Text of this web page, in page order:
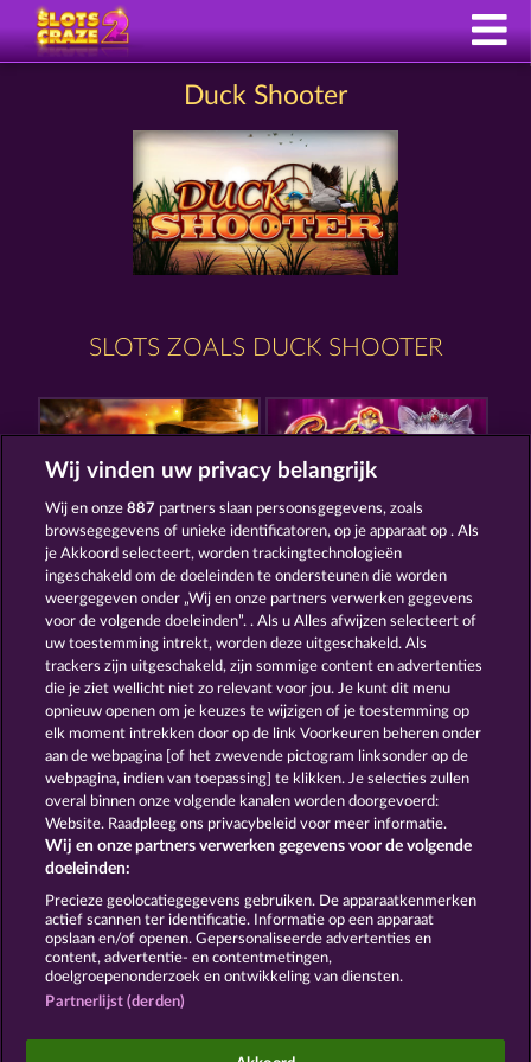
Duck Shooter
SLOTS ZOALS DUCK SHOOTER
SAVANNA MOON CUTIE CAT
WILD RAPA NUI BLACK BEAUTY
Algemene voorwaarden Privacyverklaring
Colofon Bedrijf FAQ Facebook
Terugbetalingsverzoek indienen
Sociale casino games zijn enkel bedoeld voor
Wij vinden uw privacy belangrijk
Wij en onze887 partners slaan persoonsgegevens, zoals
browsegegevens of unieke identificatoren, op je apparaat op . Als
je Akkoord selecteert, worden trackingtechnologieën
ingeschakeld om de doeleinden te ondersteunen die worden
weergegeven onder „Wij en onze partners verwerken gegevens
voor de volgende doeleinden”. . Als u Alles afwijzen selecteert of
uw toestemming intrekt, worden deze uitgeschakeld. Als
trackers zijn uitgeschakeld, zijn sommige content en advertenties
die je ziet wellicht niet zo relevant voor jou. Je kunt dit menu
opnieuw openen om je keuzes te wijzigen of je toestemming op
elk moment intrekken door op de link Voorkeuren beheren onder
aan de webpagina [of het zwevende pictogram linksonder op de
webpagina, indien van toepassing] te klikken. Je selecties zullen
overal binnen onze volgende kanalen worden doorgevoerd:
Website. Raadpleeg ons privacybeleid voor meer informatie.
Wij en onze partners verwerken gegevens voor de volgende
doeleinden:
Precieze geolocatiegegevens gebruiken. De apparaatkenmerken
actief scannen ter identificatie. Informatie op een apparaat
opslaan en/of openen. Gepersonaliseerde advertenties en
content, advertentie- en contentmetingen,
doelgroepenonderzoek en ontwikkeling van diensten.
Partnerlijst (derden)